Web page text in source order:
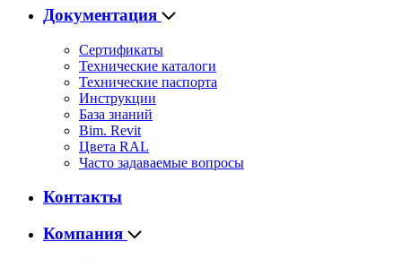
Документация
Сертификаты
Технические каталоги
Технические паспорта
Инструкции
База знаний
Bim. Revit
Цвета RAL
Часто задаваемые вопросы
Контакты
Компания